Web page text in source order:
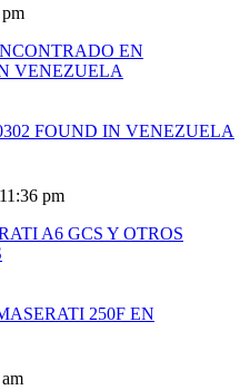
EN
VENEZUELA
FOUND IN VENEZUELA
pm
A6 GCS Y OTROS
250F EN